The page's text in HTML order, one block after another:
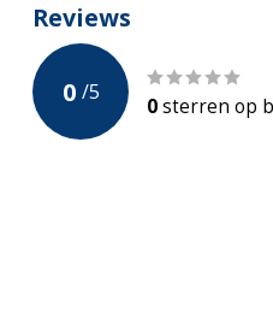
Plaatsing deur
Breedte deuropening
Stabilisatie stang
Reviews
0 /5
0sterren op